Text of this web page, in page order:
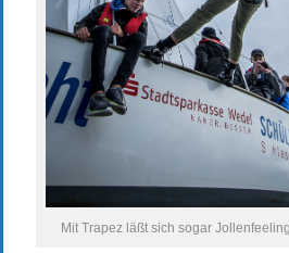
Mit Trapez läßt sich sogar